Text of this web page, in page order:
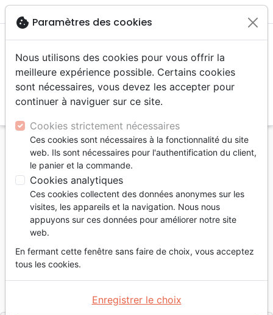
menu
Accueil Livres Enfants 4 à 6 ans
Bibles
David (Spuren zu Jesus) - Jesus in der Geschichte
von David entdecken
David (Spuren zu Jesus)
Jesus in der Geschichte von David
entdecken
Auteur :Alison Mitchell| Illustrateur :Noah
Warnes
Verbum Medien
cookie Paramètres des cookies
Nous utilisons des cookies pour vous offrir la
meilleure expérience possible. Certains cookies
sont nécessaires, vous devez les accepter pour
continuer à naviguer sur ce site.
Cookies strictement nécessaires
Ces cookies sont nécessaires à la fonctionnalité du site
web. Ils sont nécessaires pour l'authentification du client,
le panier et la commande.
Cookies analytiques
Ces cookies collectent des données anonymes sur les
visites, les appareils et la navigation. Nous nous
appuyons sur ces données pour améliorer notre site
web.
En fermant cette fenêtre sans faire de choix, vous acceptez
tous les cookies.
Enregistrer le choix